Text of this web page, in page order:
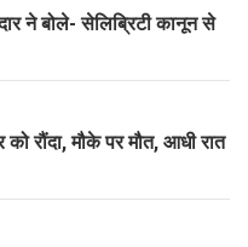
ने बोले- सेलिब्रिटी कानून से
रौंदा, मौके पर मौत, आधी रात